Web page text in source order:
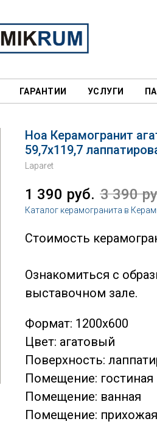
ГАРАНТИИ УСЛУГИ
Ноа Керамогранит
59,7х119,7
Laparet
1 390 руб. 3 390
Каталог керамогранита в
Стоимость
Ознакомиться с
выставочном зале.
Формат: 1200х600
Цвет: агатовый
Поверхность:
Помещение: гостиная
Помещение: ванная
Помещение: прихожая